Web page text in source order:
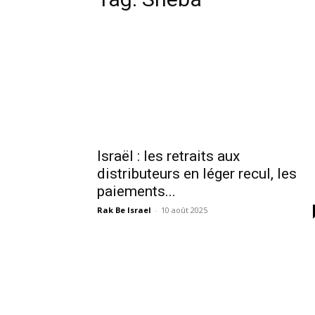
Israël : les retraits aux
distributeurs en léger recul, les
paiements...
Rak Be Israel - 10 août 2025